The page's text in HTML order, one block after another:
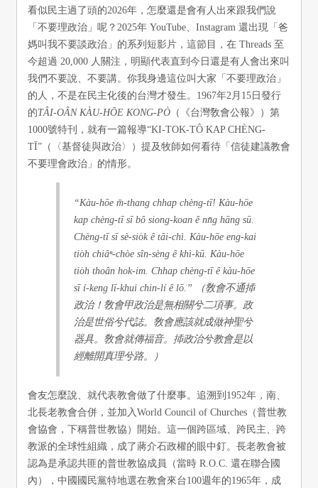
看似民主過了頭的2026年，怎麼還是會有人出來跟我們說
「不要理政治」呢？2025年 YouTube、Instagram 還出現「爸
媽叫我不要談政治」的系列短影片，這節目，在 Threads 至
今超過 20,000 人關注，明顯代表直到今日還是有人會出來叫
我們不要說、不要講。你我身邊這位叫大家「不要理政治」
的人，不是在民主化後的台灣才發生。1967年2月15日發行
的TÂI-OÂN KÀU-HŌE KONG-PÒ（《台灣敎會公報》）第
1000號特刊，就有一篇報導“KI-TOK-TÔ͘ KAP CHÈNG-
TĪ”（〈基督徒與政治〉）提及牧師如何看待「信徒建議教會
不要理會政治」的情形。
“Kàu-hōe m̄-thang chhap chèng-tī! Kàu-hōe
kap chèng-tī sī bô siong-koan ê nn̄g hāng sū.
Chèng-tī sī sè-sio̍k ê tāi-chì. Kàu-hōe eng-kai
tio̍h chiâⁿ-chòe sîn-sèng ê khì-kū. Kàu-hōe
tio̍h thoân hok-im. Chhap chèng-tī ê kàu-hōe
sī í-keng lī-khui chin-lí ê lō͘.” （敎會不通揷
政治！敎會甲政治是無相關兮二項事。政
治是世俗兮代誌。敎會應該就成做神聖兮
器具。敎會就傳福音。揷政治兮教會是以
經離開真理兮路。）​
會友怎麼說、就代表教會做了什麼事。追溯到1952年，南、
北長老教會合併，並加入World Council of Churches（普世教
會協會，下稱普世教協）開始。這一個跨區域、跨民主、跨
教派的全球性組織，成了蔣介石政權的眼中釘。長老教會被
認為是承認共匪的普世教協成員（當時 R.O.C. 還在聯合國
內），中國國民黨特地選在教會來台100週年的1965年，成